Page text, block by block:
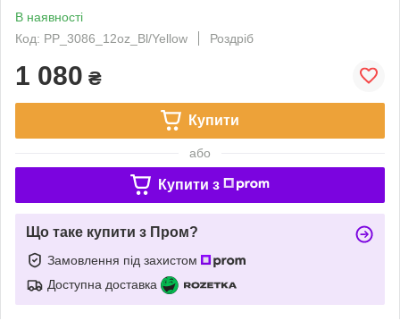
В наявності
Код: PP_3086_12oz_Bl/Yellow
Роздріб
1 080 ₴
Купити
або
Купити з
Що таке купити з Пром?
Замовлення під захистом
Доступна доставка